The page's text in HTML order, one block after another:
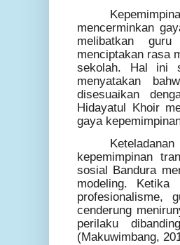
mencerminkan
melibatkan
menciptakan rasa
sekolah. Hal ini
menyatakan
disesuaikan
Hidayatul Khoir
gaya
kepemimpinan
sosial Bandura
modeling. Ketika
profesionalisme,
cenderung
perilaku
(Makuwimbang,